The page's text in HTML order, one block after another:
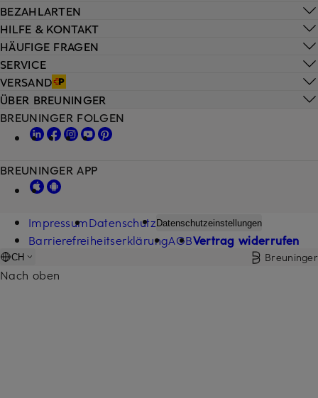
HILFE & KONTAKT
HÄUFIGE FRAGEN
SERVICE
VERSAND
BEZAHLARTEN
ÜBER BREUNINGER
BREUNINGER FOLGEN
BREUNINGER APP
ImpressumDatenschutzDatenschutzeinstellungen
BarrierefreiheitserklärungAGBVertrag widerrufen
CH Breuninger
Nach oben